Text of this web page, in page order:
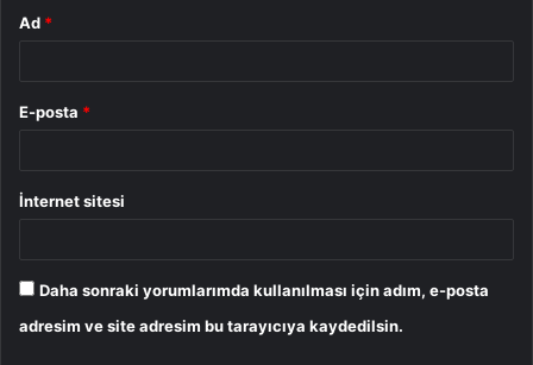
Ad *
E-posta *
İnternet sitesi
Daha sonraki yorumlarımda kullanılması için adım, e-posta
adresim ve site adresim bu tarayıcıya kaydedilsin.